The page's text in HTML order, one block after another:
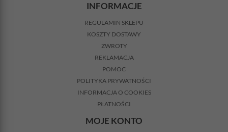
INFORMACJE
REGULAMIN SKLEPU
KOSZTY DOSTAWY
ZWROTY
REKLAMACJA
POMOC
POLITYKA PRYWATNOŚCI
INFORMACJA O COOKIES
PŁATNOŚCI
MOJE KONTO